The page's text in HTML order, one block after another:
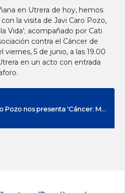
en Utrera de hoy, hemos
la visita de Javi Caro Pozo,
Vida'; acompañado por Cati
contra el Cáncer de
viernes, 5 de junio, a las 19.00
en un acto con entrada